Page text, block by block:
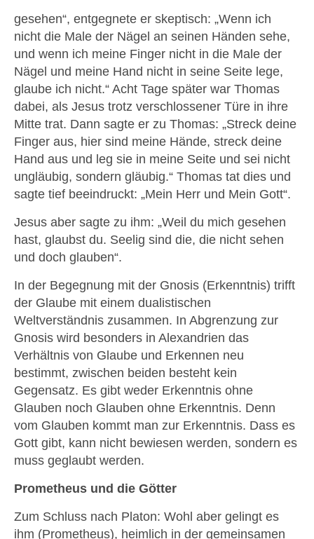
gesehen“, entgegnete er skeptisch: „Wenn ich
nicht die Male der Nägel an seinen Händen sehe,
und wenn ich meine Finger nicht in die Male der
Nägel und meine Hand nicht in seine Seite lege,
glaube ich nicht.“ Acht Tage später war Thomas
dabei, als Jesus trotz verschlossener Türe in ihre
Mitte trat. Dann sagte er zu Thomas: „Streck deine
Finger aus, hier sind meine Hände, streck deine
Hand aus und leg sie in meine Seite und sei nicht
ungläubig, sondern gläubig.“ Thomas tat dies und
sagte tief beeindruckt: „Mein Herr und Mein Gott“.
Jesus aber sagte zu ihm: „Weil du mich gesehen
hast, glaubst du. Seelig sind die, die nicht sehen
und doch glauben“.
In der Begegnung mit der Gnosis (Erkenntnis) trifft
der Glaube mit einem dualistischen
Weltverständnis zusammen. In Abgrenzung zur
Gnosis wird besonders in Alexandrien das
Verhältnis von Glaube und Erkennen neu
bestimmt, zwischen beiden besteht kein
Gegensatz. Es gibt weder Erkenntnis ohne
Glauben noch Glauben ohne Erkenntnis. Denn
vom Glauben kommt man zur Erkenntnis. Dass es
Gott gibt, kann nicht bewiesen werden, sondern es
muss geglaubt werden.
Prometheus und die Götter
Zum Schluss nach Platon: Wohl aber gelingt es
ihm (Prometheus), heimlich in der gemeinsamen